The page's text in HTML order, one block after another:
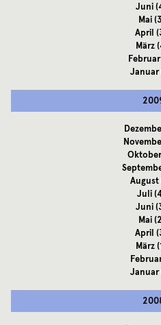
Juni
Mai
April
März
Februar
Januar
Oktober
August
Juli
Juni
Mai
April
März
Januar